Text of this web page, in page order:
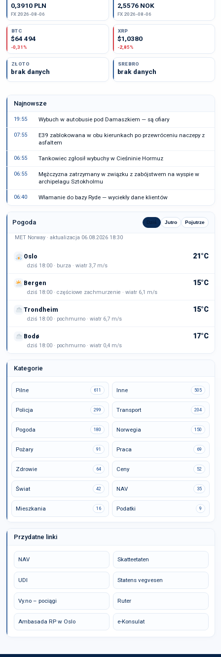
0,3910 PLN
FX 2026-08-06
2,5576 NOK
FX 2026-08-06
BTC
$64 494
-0,31%
XRP
$1,0380
-2,85%
ZŁOTO
brak danych
SREBRO
brak danych
Najnowsze
19:55 Wybuch w autobusie pod Damaszkiem — są ofiary
07:55
E39 zablokowana w obu kierunkach po przewróceniu naczepy z
asfaltem
06:55 Tankowiec zgłosił wybuchy w Cieśninie Hormuz
06:55
Mężczyzna zatrzymany w związku z zabójstwem na wyspie w
archipelagu Sztokholmu
06:40 Włamanie do bazy Ryde — wyciekły dane klientów
Pogoda Dziś Jutro Pojutrze
MET Norway · aktualizacja 06.08.2026 18:30
Oslo 21°C
dziś 18:00 · burza · wiatr 3,7 m/s
Bergen 15°C
dziś 18:00 · częściowe zachmurzenie · wiatr 6,1 m/s
Trondheim 15°C
dziś 18:00 · pochmurno · wiatr 6,7 m/s
Bodø 17°C
dziś 18:00 · pochmurno · wiatr 0,4 m/s
Kategorie
Pilne 611 Inne 505
Policja 299 Transport 204
Pogoda 180 Norwegia 150
Pożary 91 Praca 69
Zdrowie 64 Ceny 52
Świat 42 NAV 35
Mieszkania 16 Podatki 9
Przydatne linki
NAV Skatteetaten
UDI Statens vegvesen
Vy.no – pociągi Ruter
Ambasada RP w Oslo e-Konsulat